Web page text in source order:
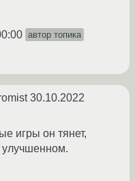
автор топика
30.10.2022
игры он тянет,
улучшенном.